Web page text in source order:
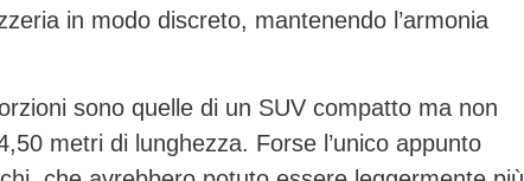
in modo discreto, mantenendo l’armonia
sono quelle di un SUV compatto ma non
metri di lunghezza. Forse l’unico appunto